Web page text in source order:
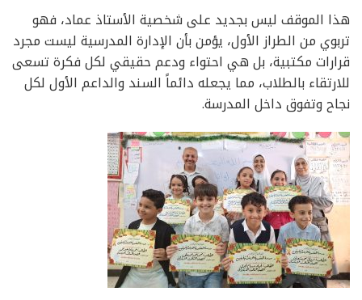
هذا الموقف ليس بجديد على شخصية الأستاذ عماد، فهو
تربوي من الطراز الأول، يؤمن بأن الإدارة المدرسية ليست مجرد
قرارات مكتبية، بل هي احتواء ودعم حقيقي لكل فكرة تسعى
للارتقاء بالطلاب، مما يجعله دائماً السند والداعم الأول لكل
نجاح وتفوق داخل المدرسة.